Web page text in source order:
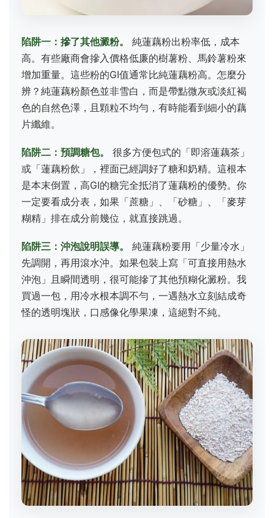
陷阱一：摻了其他澱粉。
純蓮藕粉出粉率低，成本
高。有些廠商會摻入價格低廉的樹薯粉、馬鈴薯粉來
增加重量。這些粉的GI值通常比純蓮藕粉高。怎麼分
辨？純蓮藕粉顏色並非雪白，而是帶點微灰或淡紅褐
色的自然色澤，且顆粒不均勻，有時能看到細小的藕
片纖維。
陷阱二：預調糖包。
很多方便包式的「即溶蓮藕茶」
或「蓮藕粉飲」，裡面已經調好了糖和奶精。這根本
是本末倒置，高GI的糖完全抵消了蓮藕粉的優勢。你
一定要看成分表，如果「蔗糖」、「砂糖」、「麥芽
糊精」排在成分前幾位，就直接跳過。
陷阱三：沖泡說明誤導。
純蓮藕粉要用「少量冷水」
先調開，再用滾水沖。如果包裝上寫「可直接用熱水
沖泡」且瞬間透明，很可能摻了其他預糊化澱粉。我
買過一包，用冷水根本調不勻，一遇熱水立刻結成奇
怪的透明塊狀，口感像化學果凍，這絕對不純。